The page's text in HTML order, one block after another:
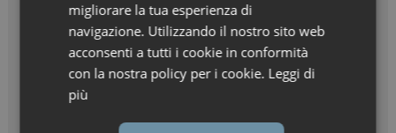
migliorare la tua esperienza di
navigazione. Utilizzando il nostro sito web
acconsenti a tutti i cookie in conformità
con la nostra policy per i cookie. Leggi di
più